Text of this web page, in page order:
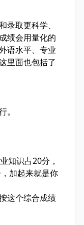
录取更科学、
绩会用量化的
语水平、专业
里面也包括了
知识占20分，
加起来就是你
这个综合成绩